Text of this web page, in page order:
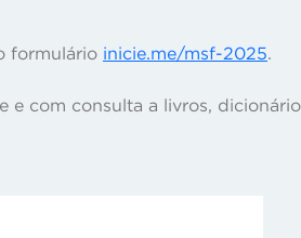
formulário inicie.me/msf-2025
com consulta a livros,